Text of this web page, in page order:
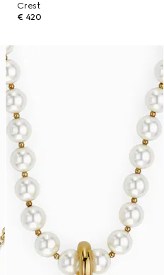
Crest
€ 420